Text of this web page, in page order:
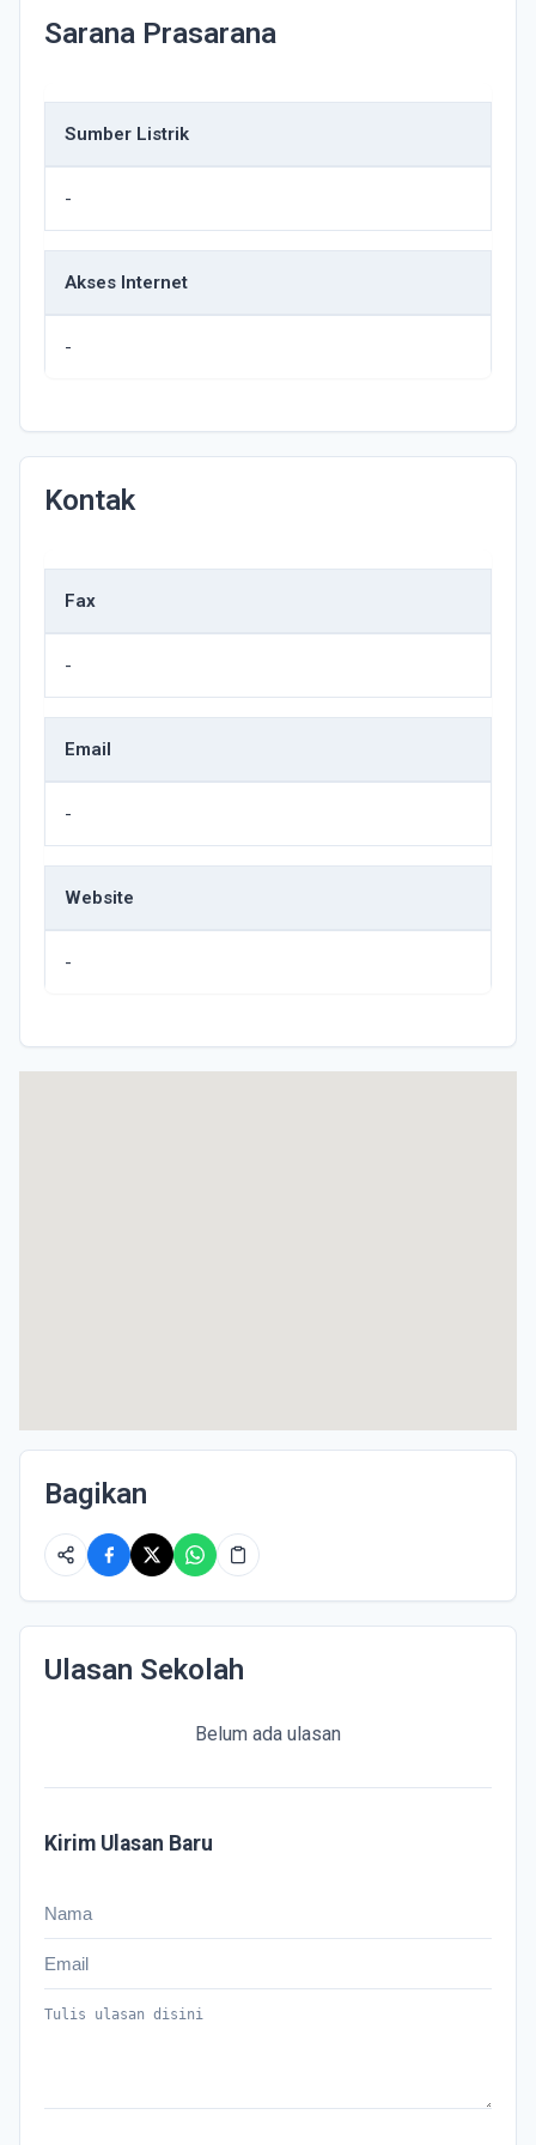
Sarana Prasarana
Sumber Listrik
-
Akses Internet
-
Kontak
Fax
-
Email
-
Website
-
Bagikan
Ulasan Sekolah
Belum ada ulasan
Kirim Ulasan Baru